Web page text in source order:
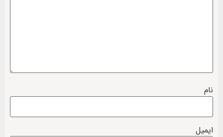
نام
ایمیل